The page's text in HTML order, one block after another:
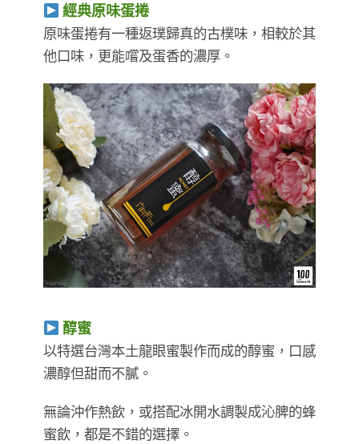
經典原味蛋捲
原味蛋捲有一種返璞歸真的古樸味，相較於其
他口味，更能嚐及蛋香的濃厚。
醇蜜
以特選台灣本土龍眼蜜製作而成的醇蜜，口感
濃醇但甜而不膩。
無論沖作熱飲，或搭配冰開水調製成沁脾的蜂
蜜飲，都是不錯的選擇。